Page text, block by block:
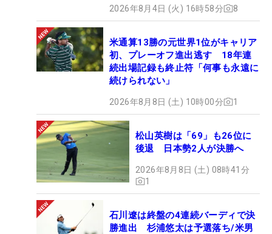
2026年8月4日 (火) 16時58分 8
米通算13勝の元世界1位がキャリア
初、プレーオフ進出逃す 18年連
続出場記録も終止符「何事も永遠に
続けられない」
2026年8月8日 (土) 10時00分 1
松山英樹は「69」も26位に
後退 日本勢2人が決勝へ
2026年8月8日 (土) 08時41分
1
石川遼は終盤の4連続バーディで決
勝進出 杉浦悠太は予選落ち/米男